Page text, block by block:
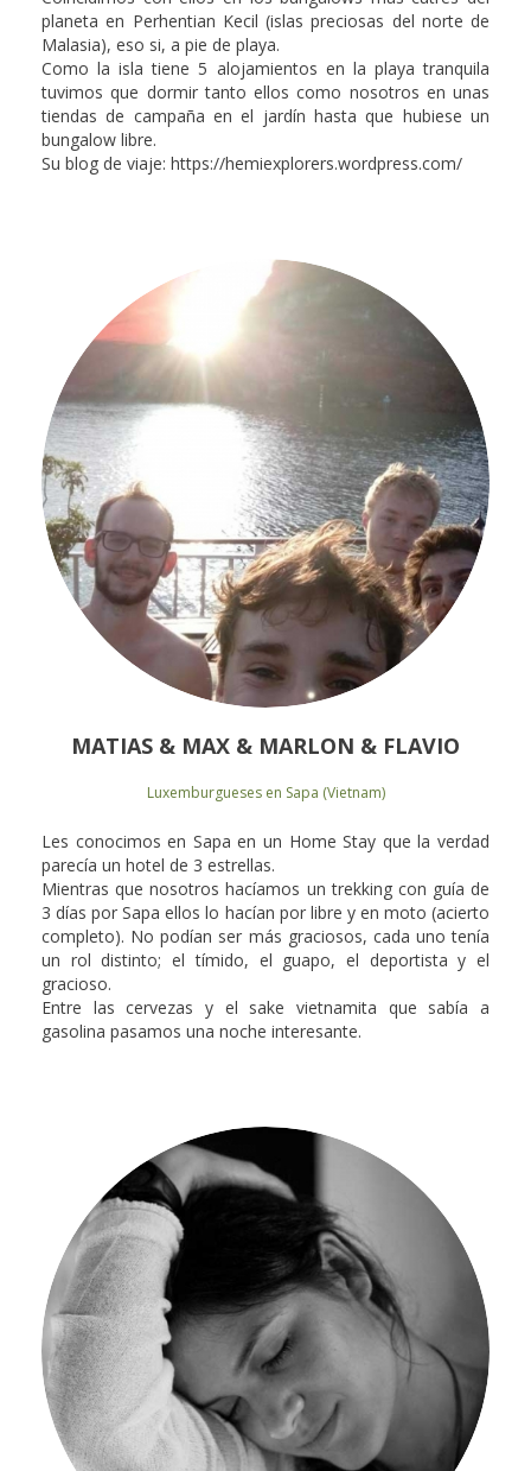
planeta en Perhentian Kecil (islas preciosas del norte de
Malasia), eso si, a pie de playa.
Como la isla tiene 5 alojamientos en la playa tranquila
tuvimos que dormir tanto ellos como nosotros en unas
tiendas de campaña en el jardín hasta que hubiese un
bungalow libre.
Su blog de viaje: https://hemiexplorers.wordpress.com/
MATIAS & MAX & MARLON & FLAVIO
Luxemburgueses en Sapa (Vietnam)
Les conocimos en Sapa en un Home Stay que la verdad
parecía un hotel de 3 estrellas.
Mientras que nosotros hacíamos un trekking con guía de
3 días por Sapa ellos lo hacían por libre y en moto (acierto
completo). No podían ser más graciosos, cada uno tenía
un rol distinto; el tímido, el guapo, el deportista y el
gracioso.
Entre las cervezas y el sake vietnamita que sabía a
gasolina pasamos una noche interesante.